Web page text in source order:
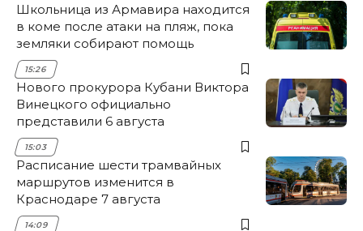
Школьница из Армавира находится
в коме после атаки на пляж, пока
земляки собирают помощь
15:26
Нового прокурора Кубани Виктора
Винецкого официально
представили 6 августа
15:03
Расписание шести трамвайных
маршрутов изменится в
Краснодаре 7 августа
14:09